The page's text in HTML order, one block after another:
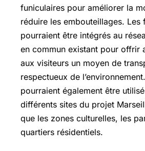
funiculaires pour améliorer la
réduire les embouteillages. Les
pourraient être intégrés au
en commun existant pour offrir
aux visiteurs un moyen de
respectueux de
pourraient également être
différents sites du projet
que les zones culturelles, les
quartiers résidentiels.